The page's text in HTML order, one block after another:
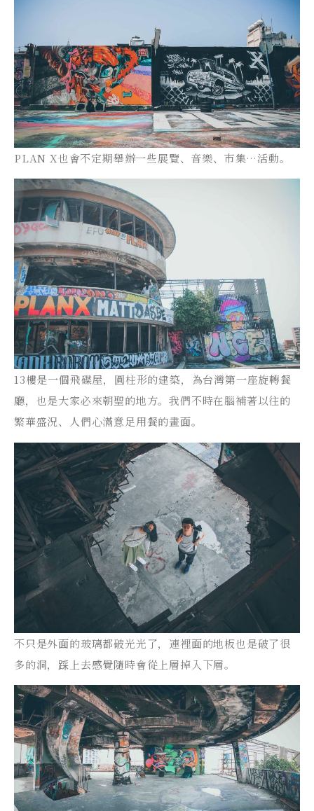
PLAN X也會不定期舉辦一些展覽、音樂、市集…活動。
13樓是一個飛碟屋，圓柱形的建築，為台灣第一座旋轉餐
廳，也是大家必來朝聖的地方。我們不時在腦補著以往的
繁華盛況、人們心滿意足用餐的畫面。
不只是外面的玻璃都破光光了，連裡面的地板也是破了很
多的洞，踩上去感覺隨時會從上層掉入下層。